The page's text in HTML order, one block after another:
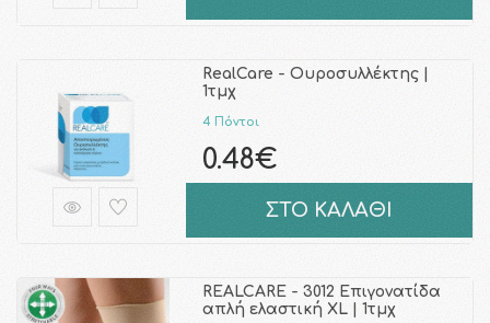
RealCare - Ουροσυλλέκτης |
1τμχ
4 Πόντοι
0.48€
ΣΤΟ ΚΑΛΑΘΙ
REALCARE - 3012 Επιγονατίδα
απλή ελαστική XL | 1τμχ